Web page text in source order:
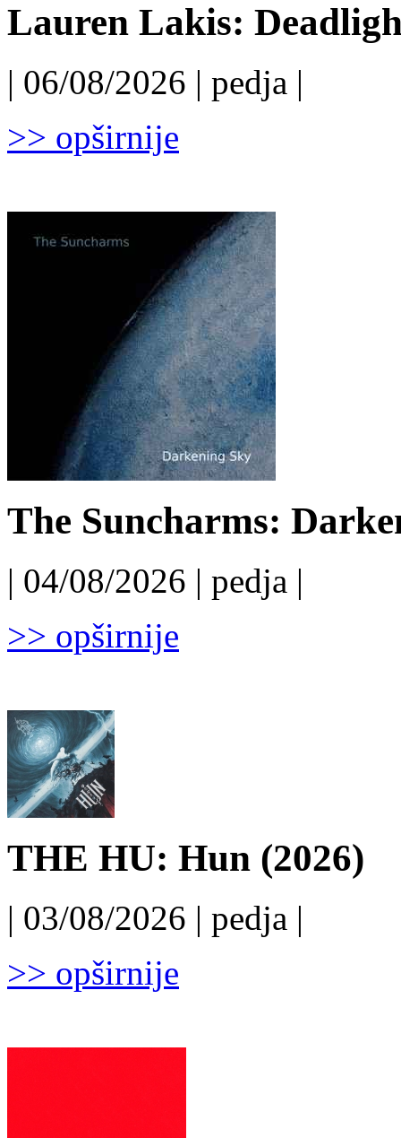
Lauren Lakis:
| 06/08/2026 | pedja |
>> opširnije
The Suncharms:
| 04/08/2026 | pedja |
>> opširnije
THE HU: Hun (2026)
| 03/08/2026 | pedja |
>> opširnije